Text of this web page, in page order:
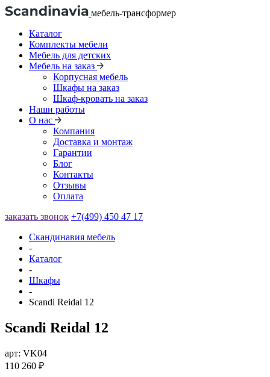
мебель-трансформер
Каталог
Комплекты мебели
Мебель для детских
Мебель на заказ
Корпусная мебель
Шкафы на заказ
Шкаф-кровать на заказ
Наши работы
О нас
Компания
Доставка и монтаж
Гарантии
Блог
Контакты
Отзывы
Оплата
заказать звонок +7(499) 450 47 17
Скандинавия мебель
-
Каталог
-
Шкафы
-
Scandi Reidal 12
Scandi Reidal 12
арт: VK04
110 260 ₽